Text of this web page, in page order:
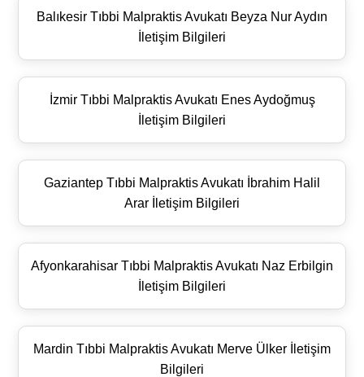
Balıkesir Tıbbi Malpraktis Avukatı Beyza Nur Aydın
İletişim Bilgileri
İzmir Tıbbi Malpraktis Avukatı Enes Aydoğmuş
İletişim Bilgileri
Gaziantep Tıbbi Malpraktis Avukatı İbrahim Halil
Arar İletişim Bilgileri
Afyonkarahisar Tıbbi Malpraktis Avukatı Naz Erbilgin
İletişim Bilgileri
Mardin Tıbbi Malpraktis Avukatı Merve Ülker İletişim
Bilgileri